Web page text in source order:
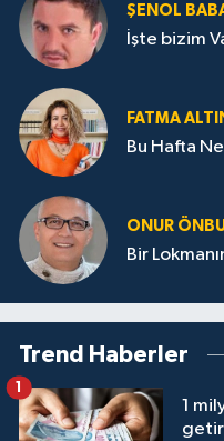
ŞENOL
İşte bizim
FATMA
Bu Hafta
ONUR
Bir
Trend Haberler
1
1